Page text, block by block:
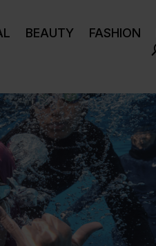
BEAUTY FASHION